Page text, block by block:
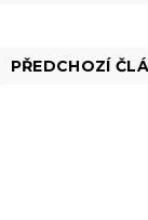
PŘEDCHOZÍ